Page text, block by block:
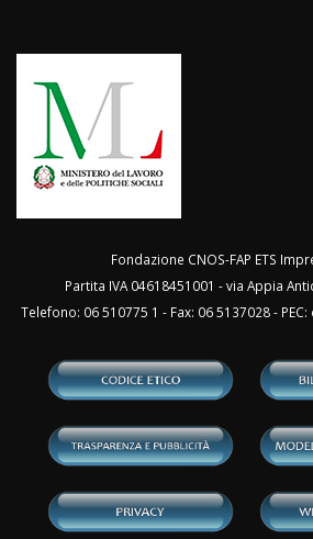
Fondazione CNOS-FAP ETS
Partita IVA 04618451001 - via Appia
Telefono: 06 510775 1 - Fax: 06 5137028 - PEC: